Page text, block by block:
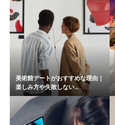
美術館デートがおすすめな理由｜
楽しみ方や失敗しない...